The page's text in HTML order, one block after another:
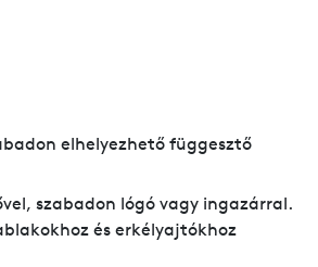
elhelyezhető függesztő
szabadon lógó vagy ingazárral.
és erkélyajtókhoz